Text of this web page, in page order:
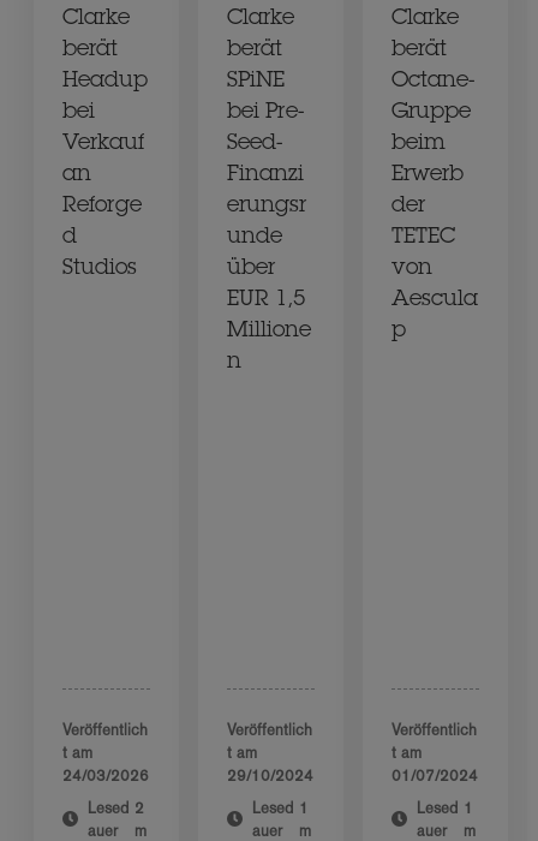
Clarke
berät
Headup
bei
Verkauf
an
Reforge
d
Studios
Veröffentlich
t am
24/03/2026
Lesed
auer
2
m
Clarke
berät
SPiNE
bei Pre-
Seed-
Finanzi
erungsr
unde
über
EUR 1,5
Millione
n
Veröffentlich
t am
29/10/2024
Lesed
auer
1
m
Clarke
berät
Octane-
Gruppe
beim
Erwerb
der
TETEC
von
Aescula
p
Veröffentlich
t am
01/07/2024
Lesed
auer
1
m